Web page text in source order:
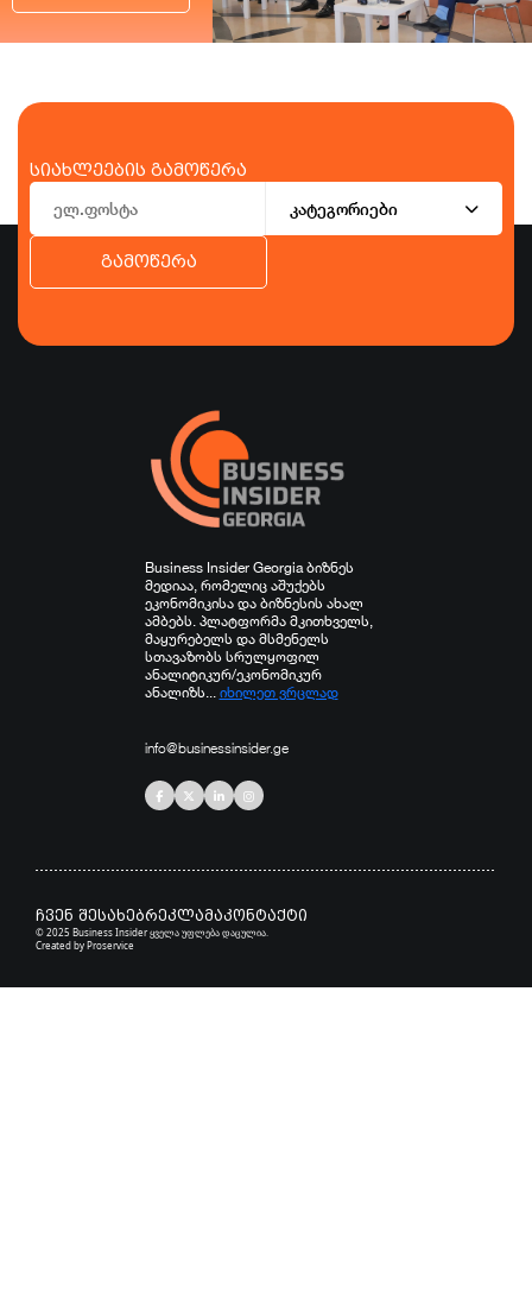
სიახლეების გამოწერა
კატეგორიები
გამოწერა
Business Insider Georgia ბიზნეს
მედიაა, რომელიც აშუქებს
ეკონომიკისა და ბიზნესის ახალ
ამბებს. პლატფორმა მკითხველს,
მაყურებელს და მსმენელს
სთავაზობს სრულყოფილ
ანალიტიკურ/ეკონომიკურ
ანალიზს... იხილეთ ვრცლად
info@businessinsider.ge
ჩვენ შესახებრეკლამაკონტაქტი
© 2025 Business Insider ყველა უფლება დაცულია.
Created byProservice